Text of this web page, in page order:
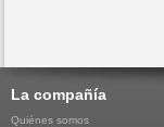
La compañía
Quiénes somos